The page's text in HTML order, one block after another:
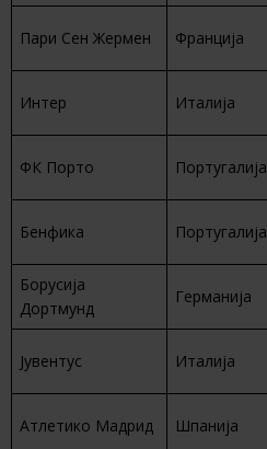
Пари Сен Жермен Франција
Интер Италија
ФК Порто Португалија
Бенфика Португалија
Борусија
Дортмунд
Германија
Јувентус Италија
Атлетико Мадрид Шпанија